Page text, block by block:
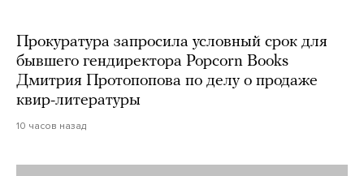
Прокуратура запросила условный срок для
бывшего гендиректора Popcorn Books
Дмитрия Протопопова по делу о продаже
квир-литературы
10 часов назад